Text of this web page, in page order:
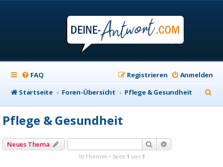
FAQ Anmelden
Registrieren
Startseite
Foren-Übersicht Pflege & Gesundheit
u
Pflege & Gesundheit
Neues Thema Suche
10 Themen • Seite 1 von 1